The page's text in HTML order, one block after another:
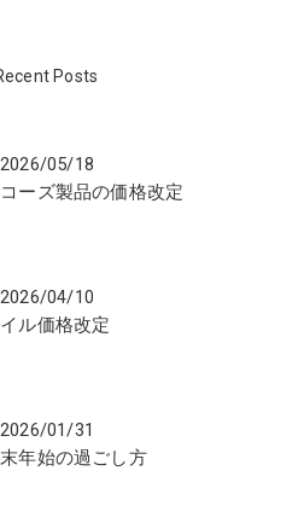
Posts
2026/05/18
ーズ製品の価格改定
2026/04/10
ル価格改定
2026/01/31
年始の過ごし方